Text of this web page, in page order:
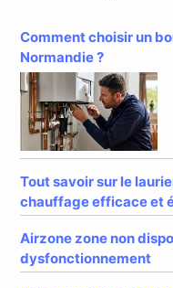
Comment choisir un
Normandie ?
Tout savoir sur le
chauffage efficace et
Airzone zone non
dysfonctionnement